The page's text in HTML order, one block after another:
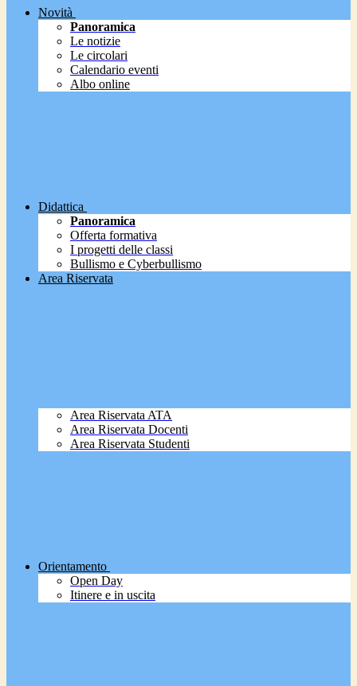
Novità
Panoramica
Le notizie
Le circolari
Calendario eventi
Albo online
Didattica
Panoramica
Offerta formativa
I progetti delle classi
Bullismo e Cyberbullismo
Area Riservata
Area Riservata ATA
Area Riservata Docenti
Area Riservata Studenti
Orientamento
Open Day
Itinere e in uscita